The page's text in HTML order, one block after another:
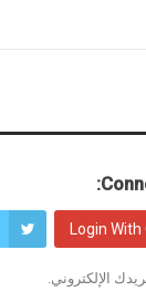
Login
الإلكتروني.